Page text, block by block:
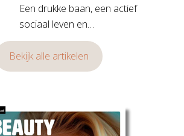
Een drukke baan, een actief
sociaal leven en…
Bekijk alle artikelen